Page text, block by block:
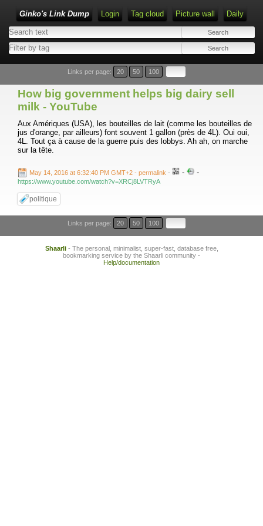
Ginko's Link Dump Login Tag cloud Picture wall Daily
Type 1 or more characters for results.
Links per page: 20 50 100
How big government helps big dairy sell
milk - YouTube
Aux Amériques (USA), les bouteilles de lait (comme les bouteilles de
jus d'orange, par ailleurs) font souvent 1 gallon (près de 4L). Oui oui,
4L. Tout ça à cause de la guerre puis des lobbys. Ah ah, on marche
sur la tête.
May 14, 2016 at 6:32:40 PM GMT+2 - permalink - - -
https://www.youtube.com/watch?v=XRCj8LVTRyA
politique
Links per page: 20 50 100
Shaarli- The personal, minimalist, super-fast, database free,
bookmarking service by the Shaarli community -
Help/documentation